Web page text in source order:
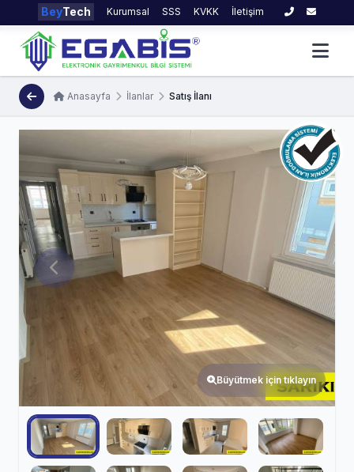
BeyTech Kurumsal SSS KVKK İletişim
Anasayfa İlanlar Satış İlanı
Büyütmek için tıklayın